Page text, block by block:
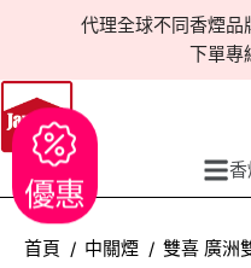
代理全球不同香煙品
下單專
首頁 中關煙 雙喜 廣洲
優惠